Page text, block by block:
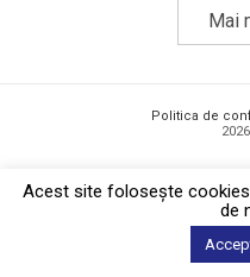
Mai
Politica de
Acest site foloseşte
de